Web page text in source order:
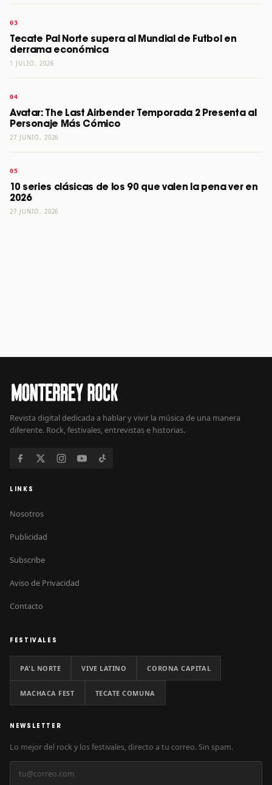
Tecate Pal Norte supera al Mundial de Futbol en
derrama económica
1 JULIO, 2026
Avatar: The Last Airbender Temporada 2 Presenta al
Personaje Más Cómico
27 JUNIO, 2026
10 series clásicas de los 90 que valen la pena ver en
2026
27 JUNIO, 2026
Revista digital dedicada a hablar y vivir la música de una manera
diferente. Rock, festivales, entrevistas e historias.
LINKS
Nosotros
Publicidad
Subscribe
Aviso de Privacidad
Contacto
FESTIVALES
PA'L NORTE VIVE LATINO CORONA CAPITAL
MACHACA FEST TECATE COMUNA
NEWSLETTER
Lo mejor del rock y los festivales, directo a tu correo. Sin spam.